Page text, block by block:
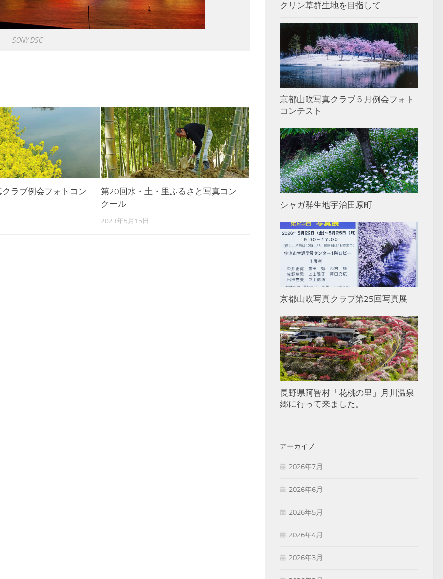
SONY DSC
ラブ例会フォトコン
第20回水・土・里ふるさと写真コン
クール
2023年5月15日
クリン草群生地を目指して
京都山吹写真クラブ５月例会フォト
コンテスト
シャガ群生地宇治田原町
京都山吹写真クラブ第25回写真展
長野県阿智村「花桃の里」月川温泉
郷に行って来ました。
アーカイブ
2026年7月
2026年6月
2026年5月
2026年4月
2026年3月